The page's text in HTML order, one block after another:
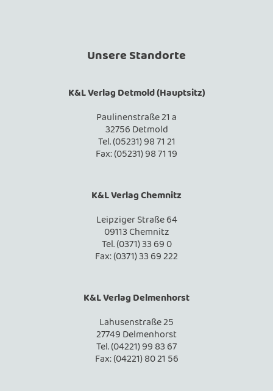
Unsere Standorte
K&L Verlag Detmold (Hauptsitz)
Paulinenstraße 21 a
32756 Detmold
Tel. (05231) 98 71 21
Fax: (05231) 98 71 19
K&L Verlag Chemnitz
Leipziger Straße 64
09113 Chemnitz
Tel. (0371) 33 69 0
Fax: (0371) 33 69 222
K&L Verlag Delmenhorst
Lahusenstraße 25
27749 Delmenhorst
Tel. (04221) 99 83 67
Fax: (04221) 80 21 56